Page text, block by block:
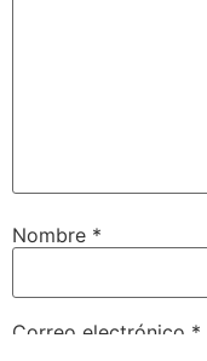
Nombre *
Correo electrónico *